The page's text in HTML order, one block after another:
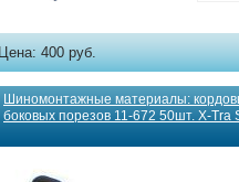
Цена: 400 руб.
Шиномонтажные материалы:
боковых порезов 11-672 50шт. X-Tra